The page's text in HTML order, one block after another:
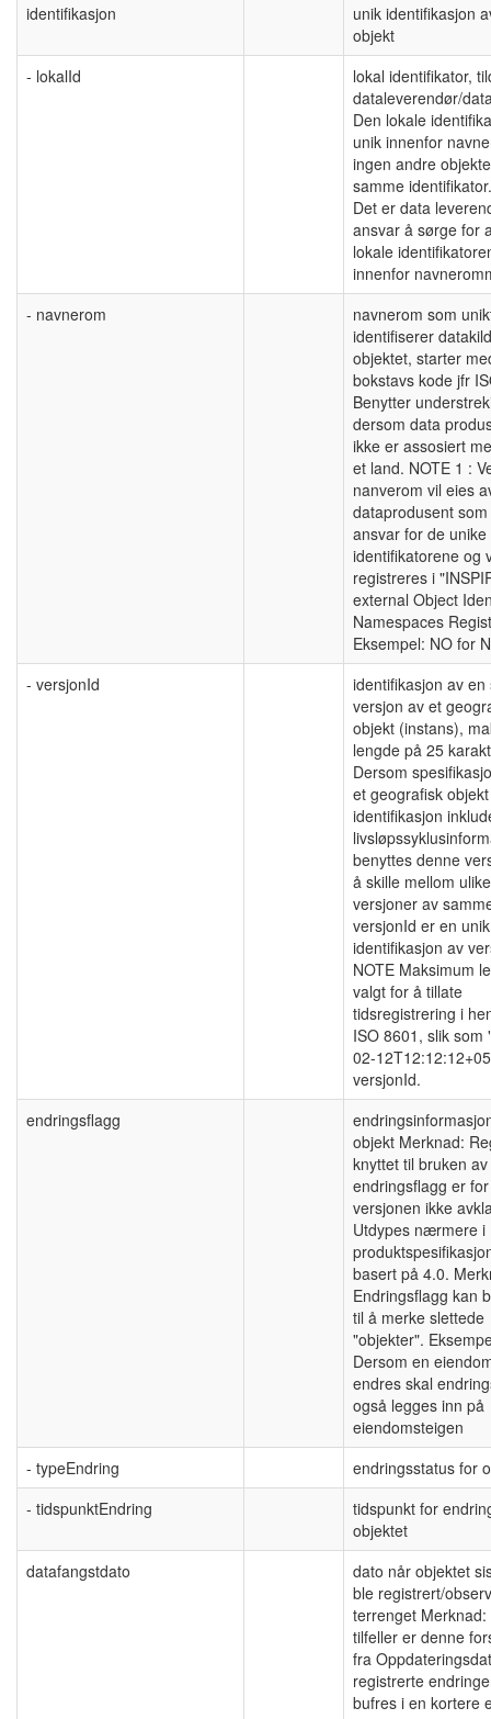
identifikasjon
unik identifikasjon
objekt
- lokalId
lokal identifikator,
dataleverendør/
Den lokale
unik innenfor
ingen andre
samme
Det er data
ansvar å sørge for
lokale
innenfor
- navnerom
navnerom som
identifiserer
objektet, starter
bokstavs kode jfr
Benytter
dersom data
ikke er assosiert
et land. NOTE 1 :
nanverom vil eies
dataprodusent
ansvar for de unike
identifikatorene og
registreres i
external Object
Namespaces
Eksempel: NO for
- versjonId
identifikasjon av en
versjon av et
objekt (instans),
lengde på 25
Dersom
et geografisk
identifikasjon
benyttes denne
å skille mellom ulike
versjoner av
versjonId er en unik
identifikasjon av
NOTE Maksimum
valgt for å tillate
tidsregistrering i
ISO 8601, slik som
02-
versjonId.
endringsflagg
objekt Merknad:
knyttet til bruken av
endringsflagg er
versjonen ikke
Utdypes nærmere i
basert på 4.0.
Endringsflagg kan
til å merke slettede
"objekter".
Dersom en
endres skal
også legges inn på
eiendomsteigen
- typeEndring
endringsstatus for
- tidspunktEndring
tidspunkt for
objektet
datafangstdato
dato når objektet
ble registrert/
terrenget
tilfeller er denne
fra
registrerte
bufres i en kortere